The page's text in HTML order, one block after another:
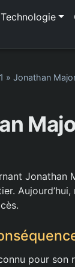
Technologie
» Jonathan
Jonathan
pour son